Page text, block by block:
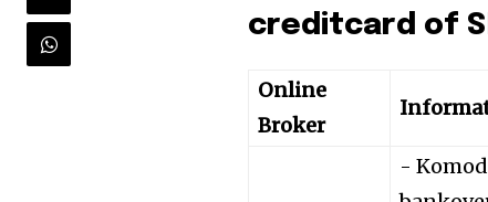
creditcard of
Online
Broker
-